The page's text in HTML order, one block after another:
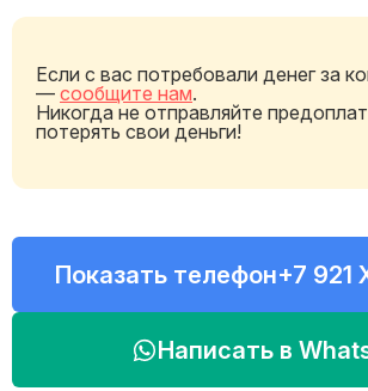
Если с вас потребовали денег за
— сообщите нам.
Никогда не отправляйте
потерять свои деньги!
Показать телефон+7 921
Написать в